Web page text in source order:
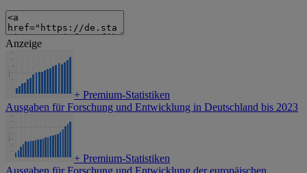
Anzeige
+ Premium-Statistiken
Ausgaben für Forschung und Entwicklung in Deutschland bis 2023
+ Premium-Statistiken